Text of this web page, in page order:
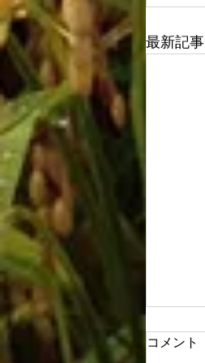
最新記事
コメント